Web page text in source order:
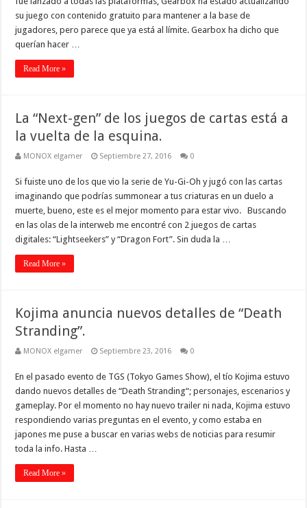
su juego con contenido gratuito para mantener a la base de
jugadores, pero parece que ya está al límite. Gearbox ha dicho que
querían hacer …
Read More »
La “Next-gen” de los juegos de cartas está a
la vuelta de la esquina.
MONOX elgamer Septiembre 27, 2016 0
Si fuiste uno de los que vio la serie de Yu-Gi-Oh y jugó con las cartas
imaginando que podrías summonear a tus criaturas en un duelo a
muerte, bueno, este es el mejor momento para estar vivo. Buscando
en las olas de la interweb me encontré con 2 juegos de cartas
digitales: “Lightseekers” y “Dragon Fort”. Sin duda la …
Read More »
Kojima anuncia nuevos detalles de “Death
Stranding”.
MONOX elgamer Septiembre 23, 2016 0
En el pasado evento de TGS (Tokyo Games Show), el tío Kojima estuvo
dando nuevos detalles de “Death Stranding“; personajes, escenarios y
gameplay. Por el momento no hay nuevo trailer ni nada, Kojima estuvo
respondiendo varias preguntas en el evento, y como estaba en
japones me puse a buscar en varias webs de noticias para resumir
toda la info. Hasta …
Read More »